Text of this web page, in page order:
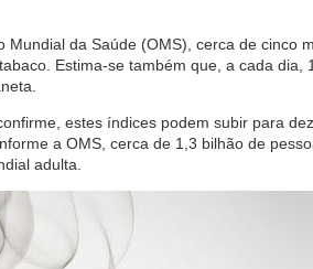
Mundial da Saúde (OMS), cerca de cinco
Estima-se também que, a cada dia,
estes índices podem subir para
a OMS, cerca de 1,3 bilhão de
adulta.